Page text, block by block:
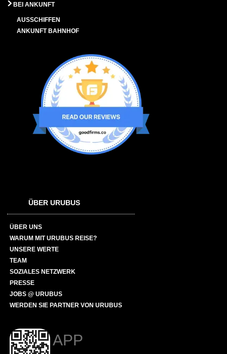
BEI ANKUNFT
AUSSCHIFFEN
ANKUNFT BAHNHOF
ÜBER URUBUS
ÜBER UNS
WARUM MIT URUBUS REISE?
UNSERE WERTE
TEAM
SOZIALES NETZWERK
PRESSE
JOBS @ URUBUS
WERDEN SIE PARTNER VON URUBUS
APP